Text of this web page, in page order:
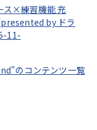
ス×練習機能 充
by ドラ
11-
のコンテンツ一覧